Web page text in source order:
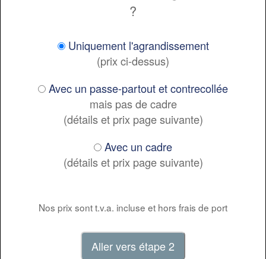
?
Uniquement l'agrandissement
(prix ci-dessus)
Avec un passe-partout et contrecollée
mais pas de cadre
(détails et prix page suivante)
Avec un cadre
(détails et prix page suivante)
Nos prix sont t.v.a. incluse et hors frais de port